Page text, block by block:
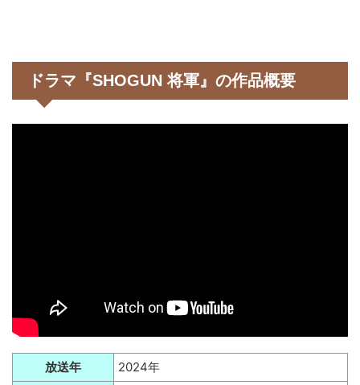
ドラマ『SHOGUN 将軍』の作品概要
放送年
2024年